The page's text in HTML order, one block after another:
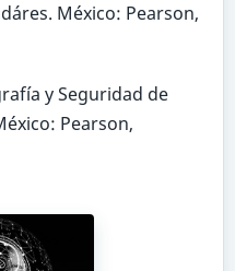
México: Pearson,
y Seguridad de
Pearson,